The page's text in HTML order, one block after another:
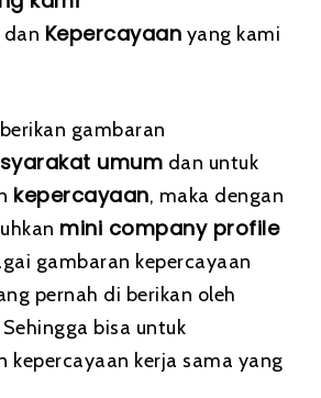
dan Kepercayaan yang kami
gambaran
umum dan untuk
kepercayaan, maka dengan
mini company profile
gambaran kepercayaan
pernah di berikan oleh
bisa untuk
kepercayaan kerja sama yang